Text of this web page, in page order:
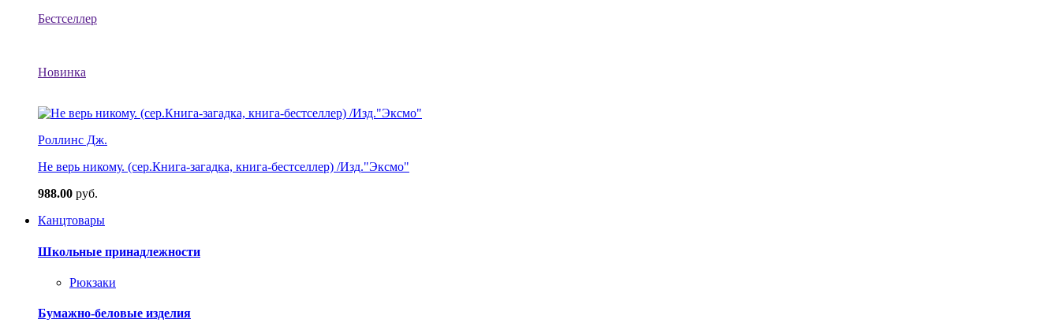
Бестселлер
Новинка
Роллинс Дж.
Не верь никому. (сер.Книга-загадка, книга-бестселлер) /Изд."Эксмо"
988.00 руб.
Канцтовары
Школьные принадлежности
Рюкзаки
Бумажно-беловые изделия